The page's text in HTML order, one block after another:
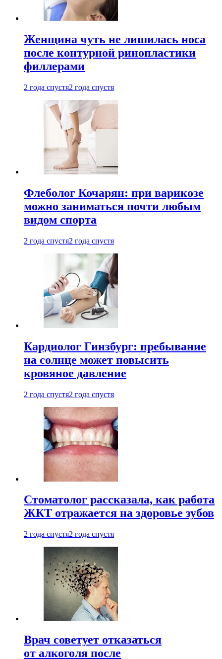
Женщина чуть не лишилась носа
после контурной ринопластики
филлерами
2 года спустя2 года спустя
Флеболог Кочарян: при варикозе
можно заниматься почти любым
видом спорта
2 года спустя2 года спустя
Кардиолог Гинзбург: пребывание
на солнце может повысить
кровяное давление
2 года спустя2 года спустя
Стоматолог рассказала, как работа
ЖКТ отражается на здоровье зубов
2 года спустя2 года спустя
Врач советует отказаться
от алкоголя после